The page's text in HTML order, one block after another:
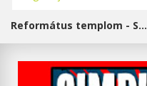
Református templom - Salgótarján